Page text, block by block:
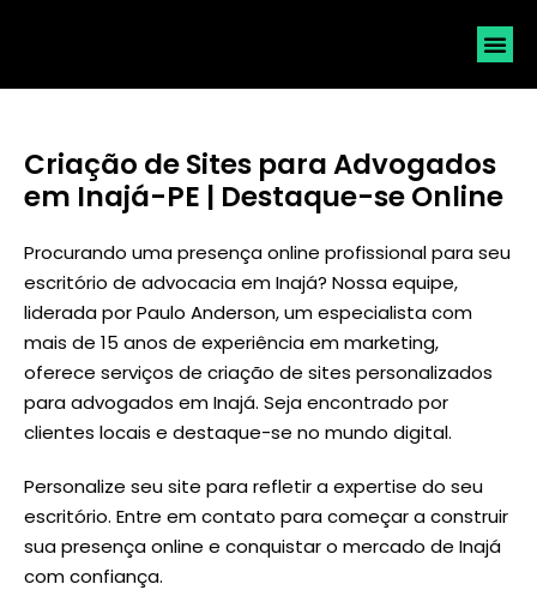
Criação de Sites para Advogados
em Inajá-PE | Destaque-se Online
Procurando uma presença online profissional para seu
escritório de advocacia em Inajá? Nossa equipe,
liderada porPaulo Anderson, um especialista com
mais de 15 anos de experiência em marketing,
oferece serviços de criação de sites personalizados
para advogados em Inajá. Seja encontrado por
clientes locais e destaque-se no mundo digital.
Personalize seu site para refletir a expertise do seu
escritório. Entre em contato para começar a construir
sua presença online e conquistar o mercado de Inajá
com confiança.